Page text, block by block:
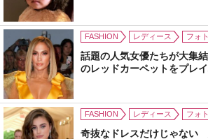
FASHION レディース フォ
話題の人気女優たちが大集
のレッドカーペットをプレ
FASHION レディース フォ
奇抜なドレスだけじゃない